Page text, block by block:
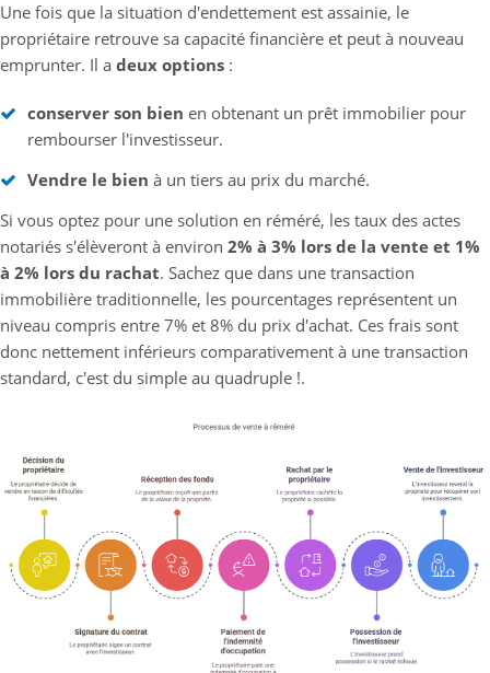
Une fois que la situation d'endettement est assainie, le
propriétaire retrouve sa capacité financière et peut à nouveau
emprunter. Il a deux options :
conserver son bien en obtenant un prêt immobilier pour
rembourser l'investisseur.
Vendre le bien à un tiers au prix du marché.
Si vous optez pour une solution en réméré, les taux des actes
notariés s'élèveront à environ 2% à 3% lors de la vente et 1%
à 2% lors du rachat. Sachez que dans une transaction
immobilière traditionnelle, les pourcentages représentent un
niveau compris entre 7% et 8% du prix d'achat. Ces frais sont
donc nettement inférieurs comparativement à une transaction
standard, c'est du simple au quadruple !.